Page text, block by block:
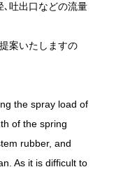
､吐出口などの流量
案いたしますの
the spray load of
of the spring
rubber, and
As it is difficult to